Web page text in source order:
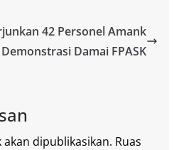
42 Personel Amank
Damai FPASK
dipublikasikan. Ruas